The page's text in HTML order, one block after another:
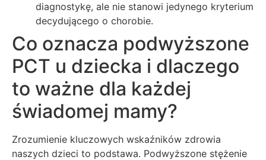
diagnostykę, ale nie stanowi jedynego kryterium
decydującego o chorobie.
Co oznacza podwyższone
PCT u dziecka i dlaczego
to ważne dla każdej
świadomej mamy?
Zrozumienie kluczowych wskaźników zdrowia
naszych dzieci to podstawa. Podwyższone stężenie